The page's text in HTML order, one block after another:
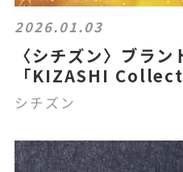
2026.01.03
〈シチズン〉ブラ
「KIZASHI
シチズン